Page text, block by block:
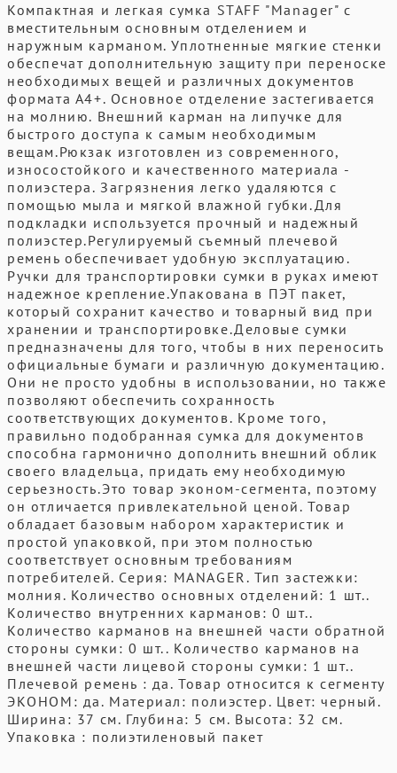
Компактная и легкая сумка STAFF "Manager" с
вместительным основным отделением и
наружным карманом. Уплотненные мягкие стенки
обеспечат дополнительную защиту при переноске
необходимых вещей и различных документов
формата А4+. Основное отделение застегивается
на молнию. Внешний карман на липучке для
быстрого доступа к самым необходимым
вещам.Рюкзак изготовлен из современного,
износостойкого и качественного материала -
полиэстера. Загрязнения легко удаляются с
помощью мыла и мягкой влажной губки.Для
подкладки используется прочный и надежный
полиэстер.Регулируемый съемный плечевой
ремень обеспечивает удобную эксплуатацию.
Ручки для транспортировки сумки в руках имеют
надежное крепление.Упакована в ПЭТ пакет,
который сохранит качество и товарный вид при
хранении и транспортировке.Деловые сумки
предназначены для того, чтобы в них переносить
официальные бумаги и различную документацию.
Они не просто удобны в использовании, но также
позволяют обеспечить сохранность
соответствующих документов. Кроме того,
правильно подобранная сумка для документов
способна гармонично дополнить внешний облик
своего владельца, придать ему необходимую
серьезность.Это товар эконом-сегмента, поэтому
он отличается привлекательной ценой. Товар
обладает базовым набором характеристик и
простой упаковкой, при этом полностью
соответствует основным требованиям
потребителей. Серия: MANAGER. Тип застежки:
молния. Количество основных отделений: 1 шт..
Количество внутренних карманов: 0 шт..
Количество карманов на внешней части обратной
стороны сумки: 0 шт.. Количество карманов на
внешней части лицевой стороны сумки: 1 шт..
Плечевой ремень : да. Товар относится к сегменту
ЭКОНОМ: да. Материал: полиэстер. Цвет: черный.
Ширина: 37 см. Глубина: 5 см. Высота: 32 см.
Упаковка : полиэтиленовый пакет